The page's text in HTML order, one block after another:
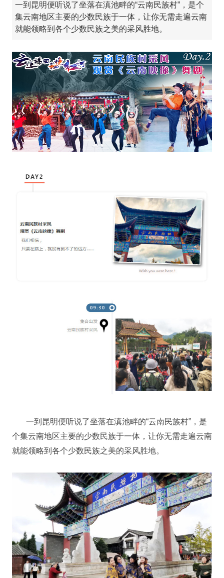
一到昆明便听说了坐落在滇池畔的“云南民族村”，是个
集云南地区主要的少数民族于一体，让你无需走遍云南
就能领略到各个少数民族之美的采风胜地。
一到昆明便听说了坐落在滇池畔的“云南民族村”，是
个集云南地区主要的少数民族于一体，让你无需走遍云南
就能领略到各个少数民族之美的采风胜地。